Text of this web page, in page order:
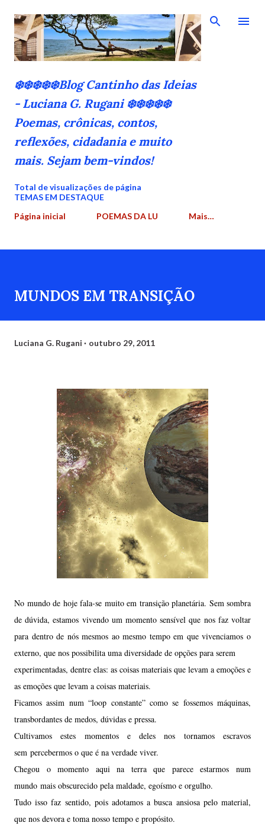
Pular para o conteúdo principal
❄️❄️❄️❄️❄️Blog Cantinho das Ideias
- Luciana G. Rugani ❄️❄️❄️❄️❄️
Poemas, crônicas, contos,
reflexões, cidadania e muito
mais. Sejam bem-vindos!
Total de visualizações de página
TEMAS EM DESTAQUE
Página inicial
POEMAS DA LU Mais…
MUNDOS EM TRANSIÇÃO
Luciana G. Rugani outubro 29, 2011
No mundo de hoje fala-se muito em transição planetária. Sem sombra
de dúvida, estamos vivendo um momento sensível que nos faz voltar
para dentro de nós mesmos ao mesmo tempo em que vivenciamos o
externo, que nos possibilita uma diversidade de opções para serem
experimentadas, dentre elas: as coisas materiais que levam a emoções e
as emoções que levam a coisas materiais.
Ficamos assim num “loop constante” como se fossemos máquinas,
transbordantes de medos, dúvidas e pressa.
Cultivamos estes momentos e deles nos tornamos escravos
sem percebermos o que é na verdade viver.
Chegou o momento aqui na terra que parece estarmos num
mundo mais obscurecido pela maldade, egoísmo e orgulho.
Tudo isso faz sentido, pois adotamos a busca ansiosa pelo material,
que nos devora e toma nosso tempo e propósito.